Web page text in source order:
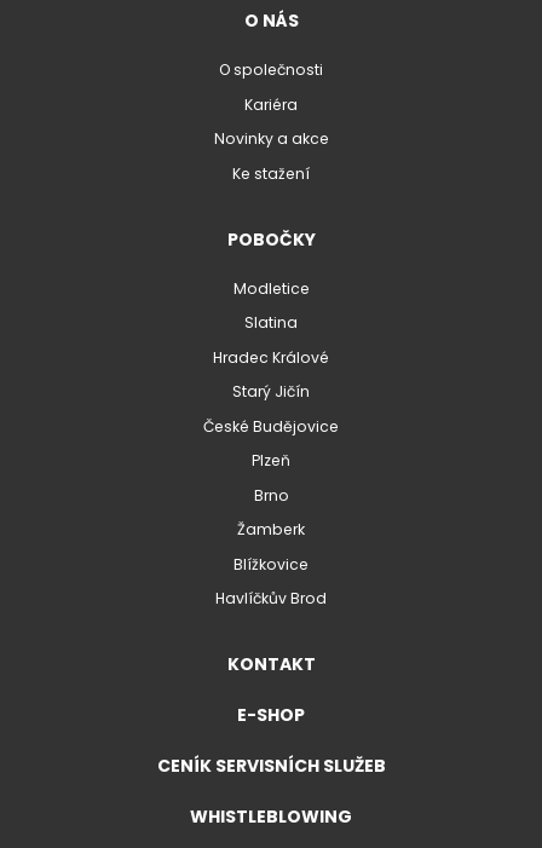
O NÁS
O společnosti
Kariéra
Novinky a akce
Ke stažení
POBOČKY
Modletice
Slatina
Hradec Králové
Starý Jičín
České Budějovice
Plzeň
Brno
Žamberk
Blížkovice
Havlíčkův Brod
KONTAKT
E-SHOP
CENÍK SERVISNÍCH SLUŽEB
WHISTLEBLOWING